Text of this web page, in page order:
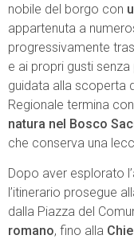
nobile del borgo con
appartenuta a
progressivamente
e ai propri gusti
guidata alla scoperta
Regionale termina con
natura nel Bosco
che conserva una
Dopo aver esplorato
l’itinerario prosegue
dalla Piazza del
romano, fino alla